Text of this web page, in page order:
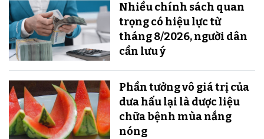
Nhiều chính sách quan
trọng có hiệu lực từ
tháng 8/2026, người dân
cần lưu ý
Phần tưởng vô giá trị của
dưa hấu lại là dược liệu
chữa bệnh mùa nắng
nóng